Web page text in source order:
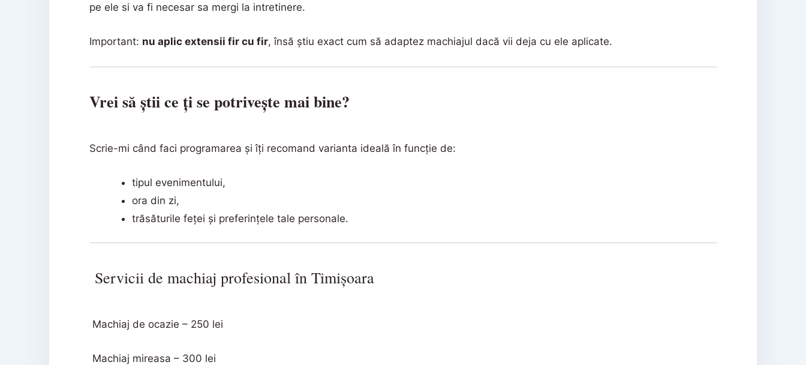
pe ele si va fi necesar sa mergi la intretinere.
Important: nu aplic extensii fir cu fir, însă știu exact cum să adaptez machiajul dacă vii deja cu ele aplicate.
Vrei să știi ce ți se potrivește mai bine?
Scrie-mi când faci programarea și îți recomand varianta ideală în funcție de:
tipul evenimentului,
ora din zi,
trăsăturile feței și preferințele tale personale.
Servicii de machiaj profesional în Timișoara
Machiaj de ocazie – 250 lei
Machiaj mireasa – 300 lei